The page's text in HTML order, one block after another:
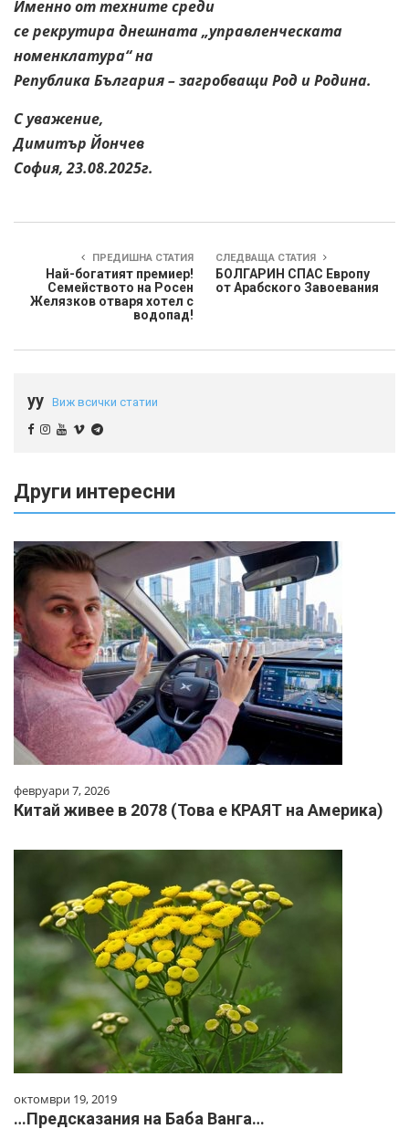
Именно от техните среди
се рекрутира днешната „управленческата
номенклатура“ на
Република България – загробващи Род и Родина.
С уважение,
Димитър Йончев
София, 23.08.2025г.
ПРЕДИШНА СТАТИЯ
Най-богатият премиер!
Семейството на Росен
Желязков отваря хотел с
водопад!
СЛЕДВАЩА СТАТИЯ
БОЛГАРИН СПАС Европу
от Арабского Завоевания
yy Виж всички статии
Други интересни
февруари 7, 2026
Китай живее в 2078 (Това е КРАЯТ на Америка)
октомври 19, 2019
…Предсказания на Баба Ванга…